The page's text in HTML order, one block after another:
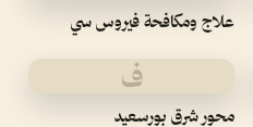
علاج ومكافحة فيروس سي
ف
محور شرق بورسعيد